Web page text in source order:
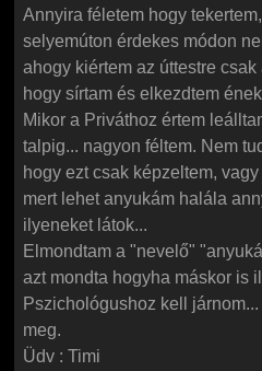
Annyira féletem hogy
selyemúton érdekes módon
ahogy kiértem az úttestre
hogy sírtam és elkezdtem
Mikor a Priváthoz értem
talpig... nagyon féltem. Nem
hogy ezt csak képzeltem,
mert lehet anyukám halála
ilyeneket látok...
Elmondtam a "nevelő"
azt mondta hogyha máskor is
Pszichológushoz kell
meg.
Üdv : Timi